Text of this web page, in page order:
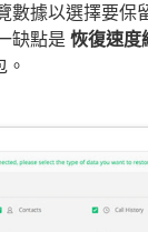
數據以選擇要保
缺點是 恢復速度